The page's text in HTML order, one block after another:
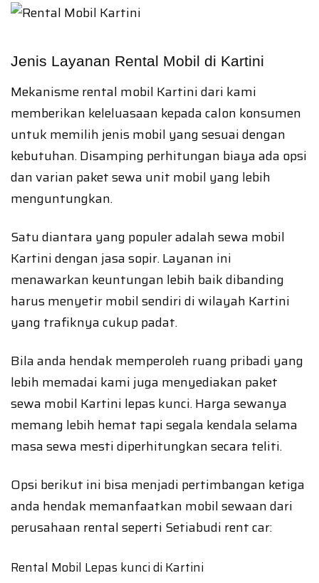
Jenis Layanan Rental Mobil di Kartini
Mekanisme rental mobil Kartini dari kami
memberikan keleluasaan kepada calon konsumen
untuk memilih jenis mobil yang sesuai dengan
kebutuhan. Disamping perhitungan biaya ada opsi
dan varian paket sewa unit mobil yang lebih
menguntungkan.
Satu diantara yang populer adalah sewa mobil
Kartini dengan jasa sopir. Layanan ini
menawarkan keuntungan lebih baik dibanding
harus menyetir mobil sendiri di wilayah Kartini
yang trafiknya cukup padat.
Bila anda hendak memperoleh ruang pribadi yang
lebih memadai kami juga menyediakan paket
sewa mobil Kartini lepas kunci. Harga sewanya
memang lebih hemat tapi segala kendala selama
masa sewa mesti diperhitungkan secara teliti.
Opsi berikut ini bisa menjadi pertimbangan ketiga
anda hendak memanfaatkan mobil sewaan dari
perusahaan rental seperti Setiabudi rent car:
Rental Mobil Lepas kunci di Kartini